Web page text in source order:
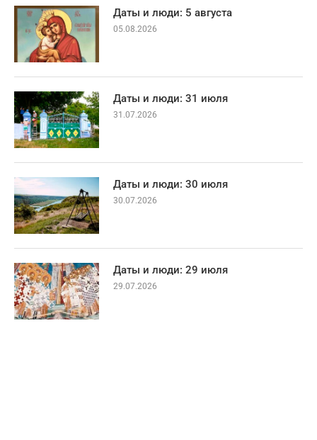
Даты и люди: 5 августа
05.08.2026
Даты и люди: 31 июля
31.07.2026
Даты и люди: 30 июля
30.07.2026
Даты и люди: 29 июля
29.07.2026